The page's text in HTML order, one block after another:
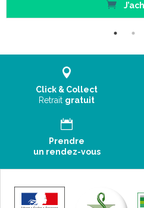
Click & Collect
Retrait gratuit
Prendre
un rendez-vous